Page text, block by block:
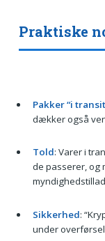
Praktiske
Pakker “i
dækker også
Told: Varer i
de passerer, og
Sikkerhed:
under overførsel